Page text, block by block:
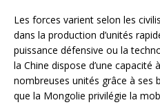
Les forces varient selon les
dans la production d’unités
puissance défensive ou la
la Chine dispose d’une
nombreuses unités grâce à ses
que la Mongolie privilégie la